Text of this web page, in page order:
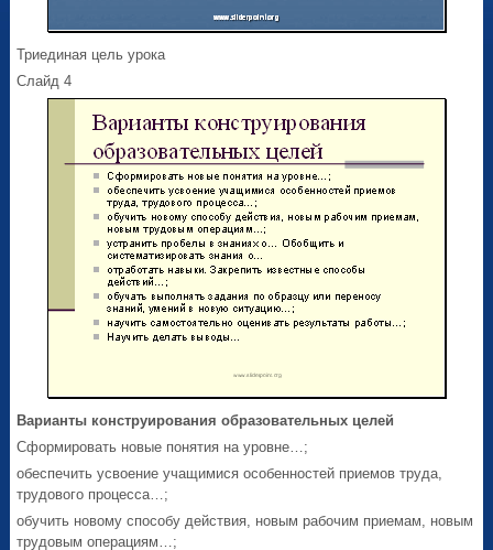
Триединая цель урока
Слайд 4
Варианты конструирования образовательных целей
Сформировать новые понятия на уровне…;
обеспечить усвоение учащимися особенностей приемов труда,
трудового процесса…;
обучить новому способу действия, новым рабочим приемам, новым
трудовым операциям…;